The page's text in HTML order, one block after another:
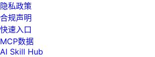
隐私政策
合规声明
快速入口
MCP数据
AI Skill Hub